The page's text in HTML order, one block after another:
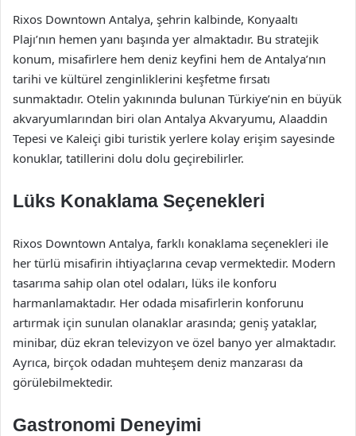
Rixos Downtown Antalya, şehrin kalbinde, Konyaaltı
Plajı’nın hemen yanı başında yer almaktadır. Bu stratejik
konum, misafirlere hem deniz keyfini hem de Antalya’nın
tarihi ve kültürel zenginliklerini keşfetme fırsatı
sunmaktadır. Otelin yakınında bulunan Türkiye’nin en büyük
akvaryumlarından biri olan Antalya Akvaryumu, Alaaddin
Tepesi ve Kaleiçi gibi turistik yerlere kolay erişim sayesinde
konuklar, tatillerini dolu dolu geçirebilirler.
Lüks Konaklama Seçenekleri
Rixos Downtown Antalya, farklı konaklama seçenekleri ile
her türlü misafirin ihtiyaçlarına cevap vermektedir. Modern
tasarıma sahip olan otel odaları, lüks ile konforu
harmanlamaktadır. Her odada misafirlerin konforunu
artırmak için sunulan olanaklar arasında; geniş yataklar,
minibar, düz ekran televizyon ve özel banyo yer almaktadır.
Ayrıca, birçok odadan muhteşem deniz manzarası da
görülebilmektedir.
Gastronomi Deneyimi